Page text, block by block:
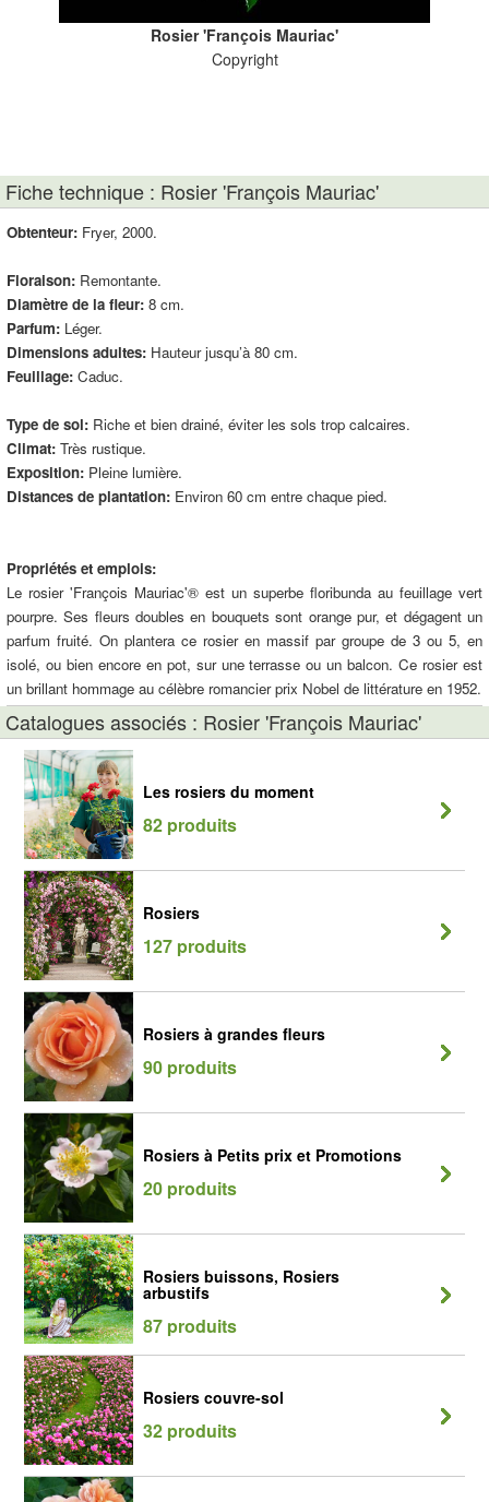
Rosier 'François Mauriac'
Copyright
Fiche technique : Rosier 'François Mauriac'
Obtenteur: Fryer, 2000.
Floraison: Remontante.
Diamètre de la fleur: 8 cm.
Parfum: Léger.
Dimensions adultes: Hauteur jusqu’à 80 cm.
Feuillage: Caduc.
Type de sol: Riche et bien drainé, éviter les sols trop calcaires.
Climat: Très rustique.
Exposition: Pleine lumière.
Distances de plantation: Environ 60 cm entre chaque pied.
Propriétés et emplois:
Le rosier 'François Mauriac'® est un superbe floribunda au feuillage vert
pourpre. Ses fleurs doubles en bouquets sont orange pur, et dégagent un
parfum fruité. On plantera ce rosier en massif par groupe de 3 ou 5, en
isolé, ou bien encore en pot, sur une terrasse ou un balcon. Ce rosier est
un brillant hommage au célèbre romancier prix Nobel de littérature en 1952.
Catalogues associés : Rosier 'François Mauriac'
Les rosiers du moment
82 produits
Rosiers
127 produits
Rosiers à grandes fleurs
90 produits
Rosiers à Petits prix et Promotions
20 produits
Rosiers buissons, Rosiers
arbustifs
87 produits
Rosiers couvre-sol
32 produits